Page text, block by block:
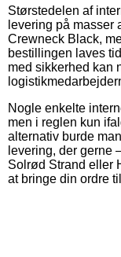
Størstedelen af
levering på masser
Crewneck Black,
bestillingen laves
med sikkerhed kan
Nogle enkelte
men i reglen kun
alternativ burde
levering, der gerne
Solrød Strand eller
at bringe din ordre